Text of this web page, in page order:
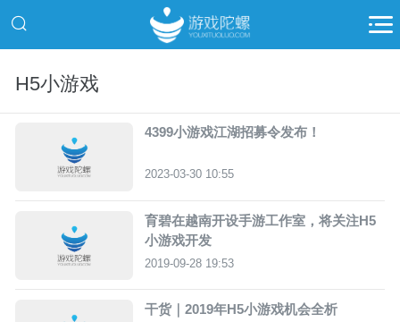
H5小游戏
4399小游戏江湖招募令发布！
2023-03-30 10:55
育碧在越南开设手游工作室，将关注H5
小游戏开发
2019-09-28 19:53
干货｜2019年H5小游戏机会全析